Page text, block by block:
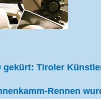
gekürt: Tiroler
Rennen